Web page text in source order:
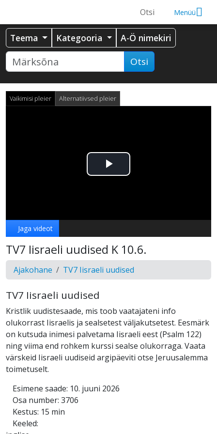
Menüü
Teema Kategooria A-Ö nimekiri
Otsi
Vaikimisi pleier Alternatiivsed pleier
Esita
Jaga videot
TV7 Iisraeli uudised K 10.6.
Ajakohane TV7 Iisraeli uudised
TV7 Iisraeli uudised
Kristlik uudistesaade, mis toob vaatajateni info
olukorrast Iisraelis ja sealsetest väljakutsetest. Eesmärk
on kutsuda inimesi palvetama Iisraeli eest (Psalm 122)
ning viima end rohkem kurssi sealse olukorraga. Vaata
värskeid Iisraeli uudiseid argipäeviti otse Jeruusalemma
toimetuselt.
Esimene saade: 10. juuni 2026
Osa number: 3706
Kestus: 15 min
Keeled: